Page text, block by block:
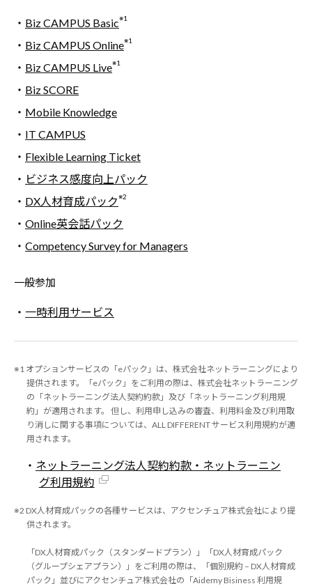
・ Biz CAMPUS Basic※1
・ Biz CAMPUS Online※1
・ Biz CAMPUS Live※1
・ Biz SCORE
・ Mobile Knowledge
・ IT CAMPUS
・ Flexible Learning Ticket
・ ビジネス感度向上パック
・ DX人材育成パック※2
・ Online英会話パック
・ Competency Survey for Managers
一般参加
・ 一時利用サービス
※1 オプションサービスの「eパック」は、株式会社ネットラーニングにより
提供されます。「eパック」をご利用の際は、株式会社ネットラーニング
の「ネットラーニング法人契約約款」及び「ネットラーニング利用規
約」が適用されます。 但し、利用申し込みの審査、利用料金及び利用取
り消しに関する事項については、ALL DIFFERENT サービス利用規約が適
用されます。
・ ネットラーニング法人契約約款・ネットラーニン
グ利用規約
※2 DX人材育成パックの各種サービスは、アクセンチュア株式会社により提
供されます。
「DX人材育成パック（スタンダードプラン）」「DX人材育成パック
（グループシェアプラン）」をご利用の際は、「個別規約 – DX人材育成
パック」並びにアクセンチュア株式会社の「Aidemy Bisiness 利用規